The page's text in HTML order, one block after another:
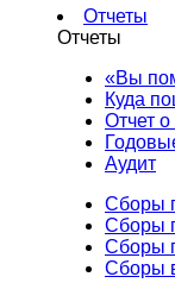
Отчеты
Отчеты
«Вы
Куда
Отчет
Аудит
Сборы
Сборы
Сборы
Сборы